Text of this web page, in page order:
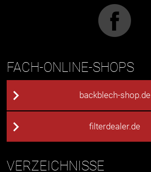
FACH-ONLINE-SHOPS
backblech-shop.de
filterdealer.de
VERZEICHNISSE